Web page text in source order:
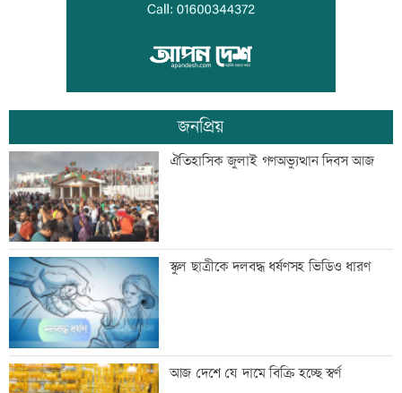
ভেজা চুলে ঘুমাচ্ছেন? জানুন এর প্রভাব
যুক্তরাষ্ট্রে এক মাসে ৫১ হাজার অভিবাসী
গ্রেফতার
কালীগঞ্জের সেন্ট নিকোলাস চার্চ: ঐতিহ্য ও
সম্প্রীতির প্রতীক
‘শিশুদের সুস্থ বিকাশে নিয়মিত স্বাস্থ্য পরীক্ষা
গুরুত্বপূর্ণ’
জনপ্রিয়
ঐতিহাসিক জুলাই গণঅভ্যুত্থান দিবস আজ
স্কুল ছাত্রীকে দলবদ্ধ ধর্ষণসহ ভিডিও ধারণ
আজ দেশে যে দামে বিক্রি হচ্ছে স্বর্ণ